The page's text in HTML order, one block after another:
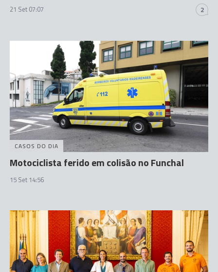
21 Set 07:07 2
CASOS DO DIA
Motociclista ferido em colisão no Funchal
15 Set 14:56